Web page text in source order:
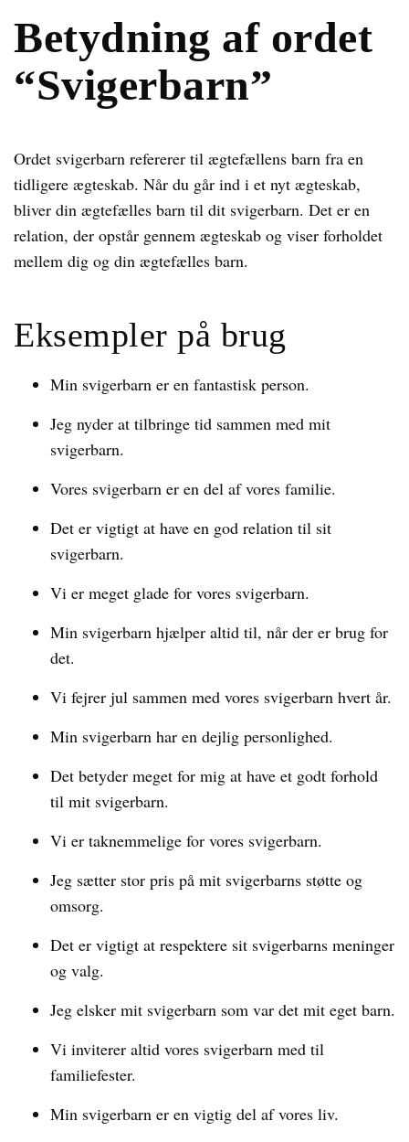
Betydning af ordet
“Svigerbarn”
Ordet svigerbarn refererer til ægtefællens barn fra en
tidligere ægteskab. Når du går ind i et nyt ægteskab,
bliver din ægtefælles barn til dit svigerbarn. Det er en
relation, der opstår gennem ægteskab og viser forholdet
mellem dig og din ægtefælles barn.
Eksempler på brug
Min svigerbarn er en fantastisk person.
Jeg nyder at tilbringe tid sammen med mit
svigerbarn.
Vores svigerbarn er en del af vores familie.
Det er vigtigt at have en god relation til sit
svigerbarn.
Vi er meget glade for vores svigerbarn.
Min svigerbarn hjælper altid til, når der er brug for
det.
Vi fejrer jul sammen med vores svigerbarn hvert år.
Min svigerbarn har en dejlig personlighed.
Det betyder meget for mig at have et godt forhold
til mit svigerbarn.
Vi er taknemmelige for vores svigerbarn.
Jeg sætter stor pris på mit svigerbarns støtte og
omsorg.
Det er vigtigt at respektere sit svigerbarns meninger
og valg.
Jeg elsker mit svigerbarn som var det mit eget barn.
Vi inviterer altid vores svigerbarn med til
familiefester.
Min svigerbarn er en vigtig del af vores liv.